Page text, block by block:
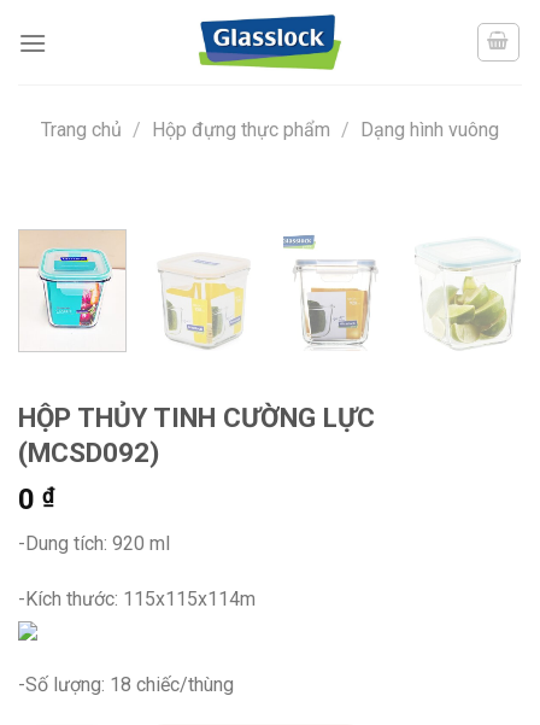
Trang chủ / Hộp đựng thực phẩm / Dạng hình vuông
HỘP THỦY TINH CƯỜNG LỰC
(MCSD092)
0 ₫
-Dung tích: 920 ml
-Kích thước: 115x115x114m
-Số lượng: 18 chiếc/thùng